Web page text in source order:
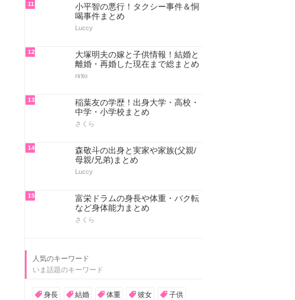
11
小平智の悪行！タクシー事件＆恫
喝事件まとめ
Luccy
12
大塚明夫の嫁と子供情報！結婚と
離婚・再婚した現在まで総まとめ
ririto
13
稲葉友の学歴！出身大学・高校・
中学・小学校まとめ
さくら
14
森敬斗の出身と実家や家族(父親/
母親/兄弟)まとめ
Luccy
15
富栄ドラムの身長や体重・バク転
など身体能力まとめ
さくら
人気のキーワード
いま話題のキーワード
身長 結婚 体重 彼女 子供